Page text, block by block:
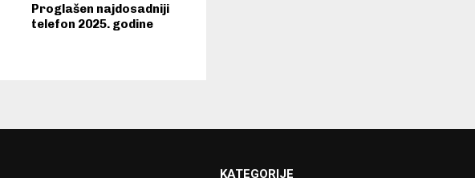
Proglašen najdosadniji
telefon 2025. godine
KATEGORIJE